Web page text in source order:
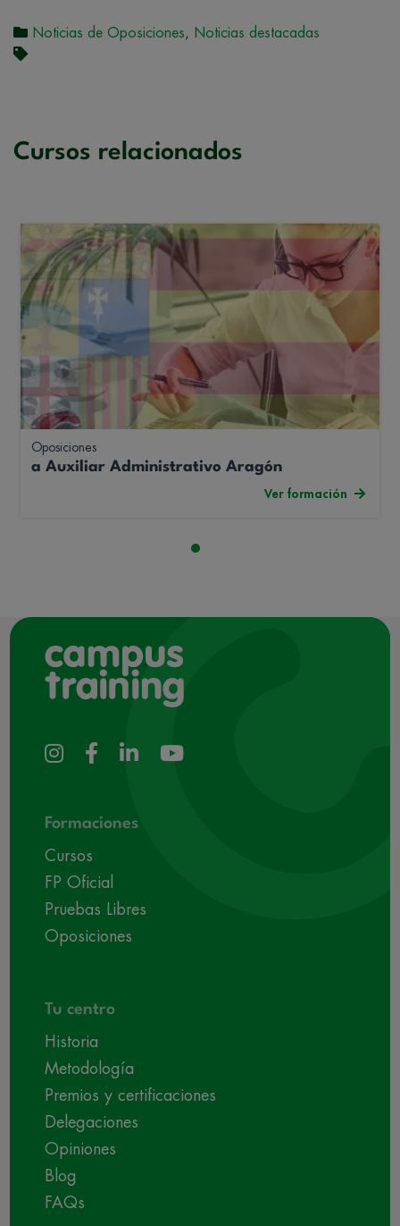
Noticias de Oposiciones, Noticias destacadas
Cursos relacionados
Oposiciones
a Auxiliar Administrativo Aragón
Ver formación
Formaciones
Cursos
FP Oficial
Pruebas Libres
Oposiciones
Tu centro
Historia
Metodología
Premios y certificaciones
Delegaciones
Opiniones
Blog
FAQs